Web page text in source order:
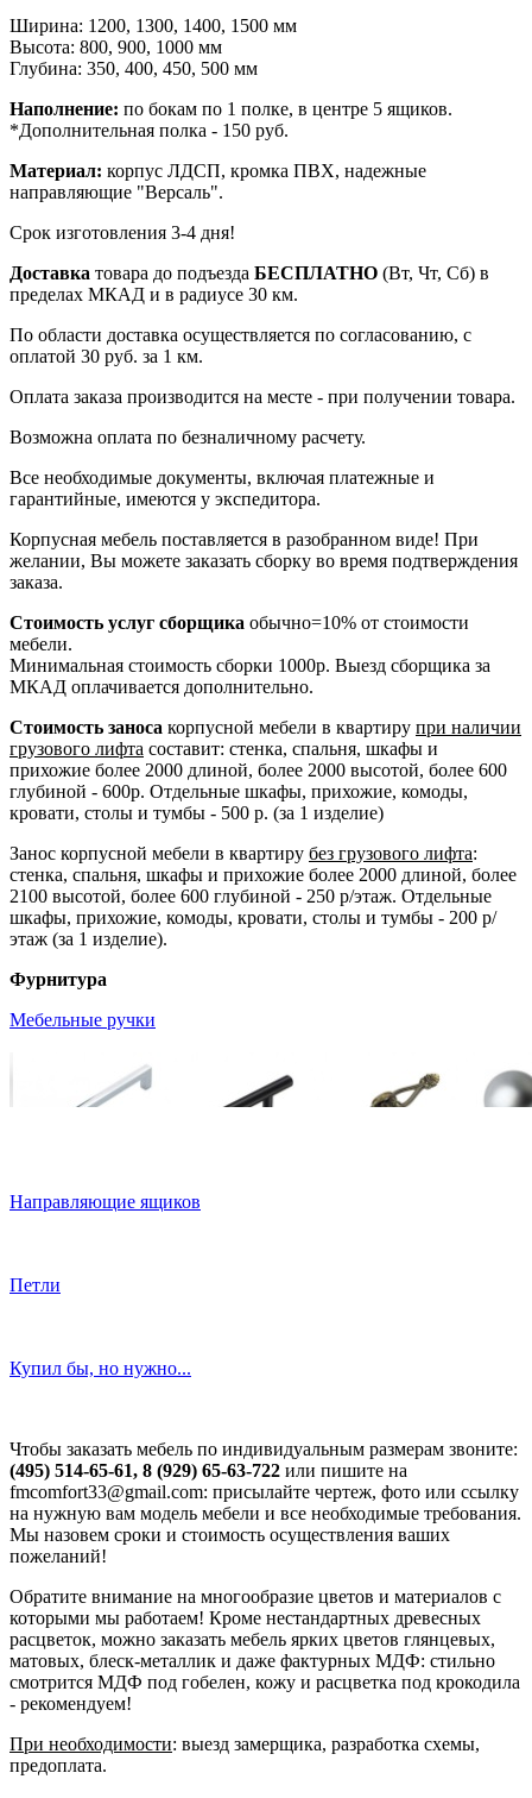
Ширина: 1200, 1300, 1400, 1500 мм
Высота: 800, 900, 1000 мм
Глубина: 350, 400, 450, 500 мм
Наполнение: по бокам по 1 полке, в центре 5 ящиков.
*Дополнительная полка - 150 руб.
Материал: корпус ЛДСП, кромка ПВХ, надежные
направляющие "Версаль".
Срок изготовления 3-4 дня!
Доставка товара до подъезда БЕСПЛАТНО (Вт, Чт, Сб) в
пределах МКАД и в радиусе 30 км.
По области доставка осуществляется по согласованию, с
оплатой 30 руб. за 1 км.
Оплата заказа производится на месте - при получении товара.
Возможна оплата по безналичному расчету.
Все необходимые документы, включая платежные и
гарантийные, имеются у экспедитора.
Корпусная мебель поставляется в разобранном виде! При
желании, Вы можете заказать сборку во время подтверждения
заказа.
Стоимость услуг сборщика обычно=10% от стоимости
мебели.
Минимальная стоимость сборки 1000р. Выезд сборщика за
МКАД оплачивается дополнительно.
Стоимость заноса корпусной мебели в квартиру при наличии
грузового лифта составит: стенка, спальня, шкафы и
прихожие более 2000 длиной, более 2000 высотой, более 600
глубиной - 600р. Отдельные шкафы, прихожие, комоды,
кровати, столы и тумбы - 500 р. (за 1 изделие)
Занос корпусной мебели в квартиру без грузового лифта:
стенка, спальня, шкафы и прихожие более 2000 длиной, более
2100 высотой, более 600 глубиной - 250 р/этаж. Отдельные
шкафы, прихожие, комоды, кровати, столы и тумбы - 200 р/
этаж (за 1 изделие).
Фурнитура
Мебельные ручки
Направляющие ящиков
Петли
Купил бы, но нужно...
Чтобы заказать мебель по индивидуальным размерам звоните:
(495) 514-65-61, 8 (929) 65-63-722 или пишите на
fmcomfort33@gmail.com: присылайте чертеж, фото или ссылку
на нужную вам модель мебели и все необходимые требования.
Мы назовем сроки и стоимость осуществления ваших
пожеланий!
Обратите внимание на многообразие цветов и материалов с
которыми мы работаем! Кроме нестандартных древесных
расцветок, можно заказать мебель ярких цветов глянцевых,
матовых, блеск-металлик и даже фактурных МДФ: стильно
смотрится МДФ под гобелен, кожу и расцветка под крокодила
- рекомендуем!
При необходимости: выезд замерщика, разработка схемы,
предоплата.